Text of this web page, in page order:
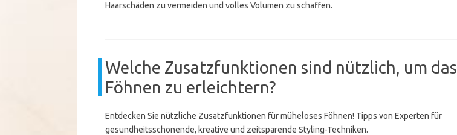
Haarschäden zu vermeiden und volles Volumen zu schaffen.
Welche Zusatzfunktionen sind nützlich, um das
Föhnen zu erleichtern?
Entdecken Sie nützliche Zusatzfunktionen für müheloses Föhnen! Tipps von Experten für
gesundheitsschonende, kreative und zeitsparende Styling-Techniken.